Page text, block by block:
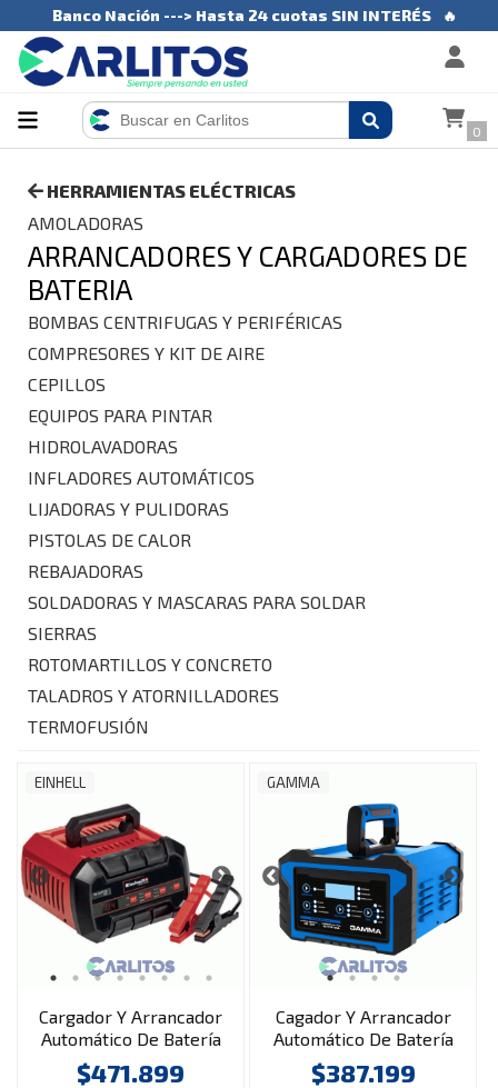
Banco Nación ---> Hasta 24 cuotas SIN INTERÉS 🔥
0
HERRAMIENTAS ELÉCTRICAS
AMOLADORAS
ARRANCADORES Y CARGADORES DE
BATERIA
BOMBAS CENTRIFUGAS Y PERIFÉRICAS
COMPRESORES Y KIT DE AIRE
CEPILLOS
EQUIPOS PARA PINTAR
HIDROLAVADORAS
INFLADORES AUTOMÁTICOS
LIJADORAS Y PULIDORAS
PISTOLAS DE CALOR
REBAJADORAS
SOLDADORAS Y MASCARAS PARA SOLDAR
SIERRAS
ROTOMARTILLOS Y CONCRETO
TALADROS Y ATORNILLADORES
TERMOFUSIÓN
EINHELL
Cargador Y Arrancador
Automático De Batería
Einhell 12 V Ce-bc 15 M
$471.899
GAMMA
Cagador Y Arrancador
Automático De Batería
Gamma 12v/24v G2711ar
$387.199